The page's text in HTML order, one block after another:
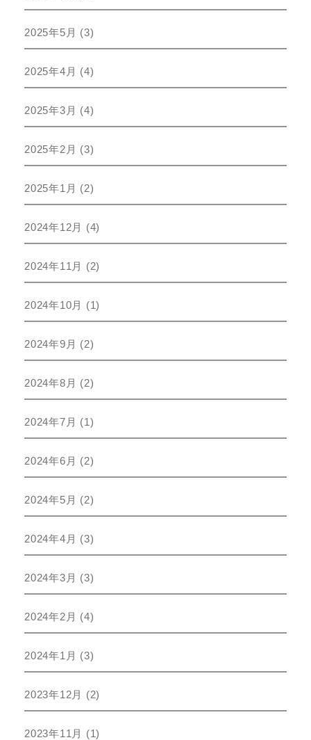
2025年5月 (3)
2025年4月 (4)
2025年3月 (4)
2025年2月 (3)
2025年1月 (2)
2024年12月 (4)
2024年11月 (2)
2024年10月 (1)
2024年9月 (2)
2024年8月 (2)
2024年7月 (1)
2024年6月 (2)
2024年5月 (2)
2024年4月 (3)
2024年3月 (3)
2024年2月 (4)
2024年1月 (3)
2023年12月 (2)
2023年11月 (1)